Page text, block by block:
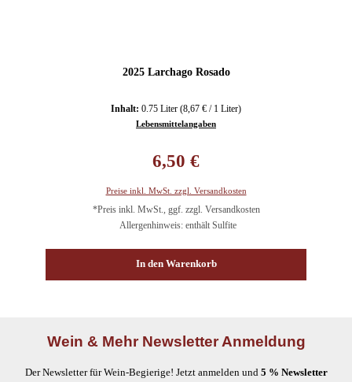
2025 Larchago Rosado
Inhalt: 0.75 Liter (8,67 € / 1 Liter)
Lebensmittelangaben
6,50 €
Preise inkl. MwSt. zzgl. Versandkosten
*Preis inkl. MwSt., ggf. zzgl. Versandkosten
Allergenhinweis: enthält Sulfite
In den Warenkorb
Wein & Mehr Newsletter Anmeldung
Der Newsletter für Wein-Begierige! Jetzt anmelden und 5 % Newsletter